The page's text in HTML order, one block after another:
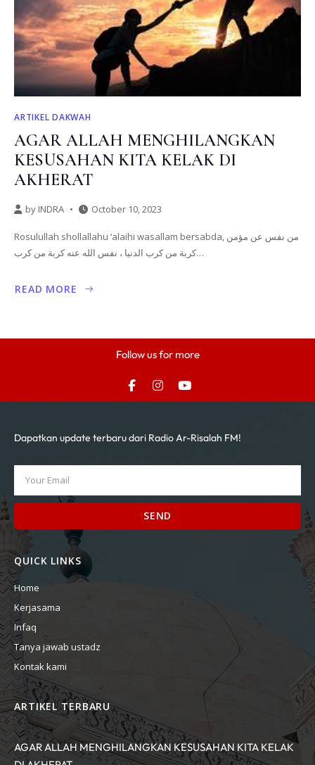
ARTIKEL DAKWAH
AGAR ALLAH MENGHILANGKAN
KESUSAHAN KITA KELAK DI
AKHERAT
by INDRA October 10, 2023
Rosulullah shollallahu ‘alaihi wasallam bersabda, من نفس عن مؤمن
كربة من كرب الدنيا ، نفس الله عنه كربة من كرب…
READ MORE
Follow us for more
ARTIKEL TERBARU
AGAR ALLAH MENGHILANGKAN KESUSAHAN KITA KELAK
QUICK LINKS
Home
Kerjasama
Infaq
Tanya jawab ustadz
Kontak kami
Dapatkan update terbaru dari Radio Ar-Risalah FM!
SEND